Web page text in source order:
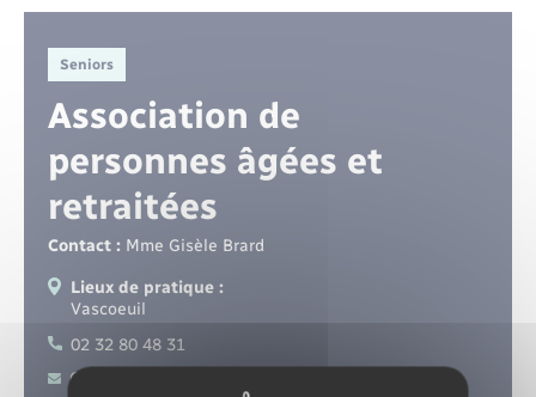
Santé - Social
Rénovation de l’habitat
Urbanisme
Seniors
Association de
personnes âgées et
retraitées
Contact : Mme Gisèle Brard
Lieux de pratique :
Vascoeuil
02 32 80 48 31
Contacter par mail